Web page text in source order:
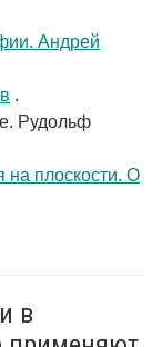
Андрей
.
Рудольф
на плоскости. О
в